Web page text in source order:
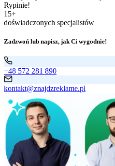
Rypinie!
15+
doświadczonych specjalistów
Zadzwoń lub napisz, jak Ci wygodnie!
+48 572 281 890
kontakt@znajdzreklame.pl